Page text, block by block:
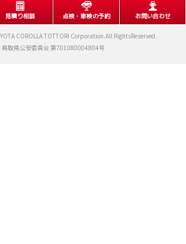
見積り相談 点検・車検の予約 お問い合わせ
COROLLA TOTTORI Corporation.All RightsReserved.
鳥取県公安委員会 第701080004804号